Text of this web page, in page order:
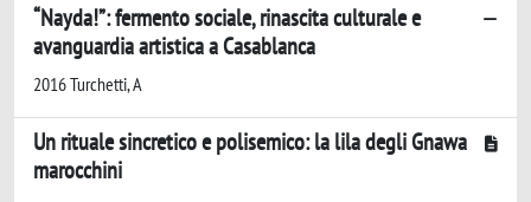
“Nayda!”: fermento sociale, rinascita culturale e
avanguardia artistica a Casablanca
2016 Turchetti, A
Un rituale sincretico e polisemico: la lila degli Gnawa
marocchini